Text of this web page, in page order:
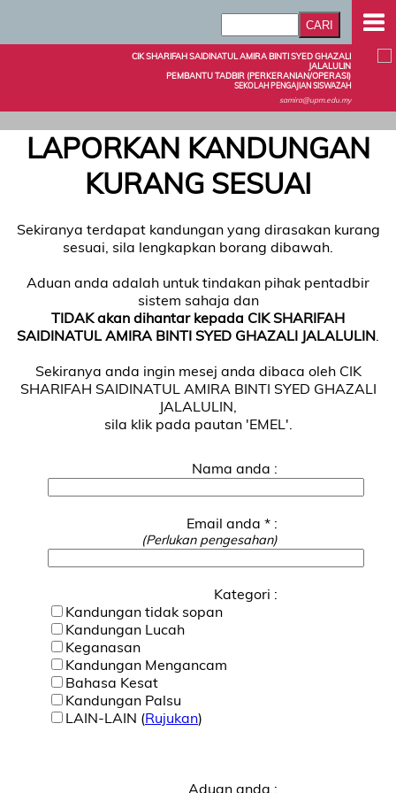
CIK SHARIFAH SAIDINATUL AMIRA BINTI SYED GHAZALI
JALALULIN
PEMBANTU TADBIR (PERKERANIAN/OPERASI)
SEKOLAH PENGAJIAN SISWAZAH
samira@upm.edu.my
LAPORKAN KANDUNGAN
KURANG SESUAI
Sekiranya terdapat kandungan yang dirasakan kurang
sesuai, sila lengkapkan borang dibawah.
Aduan anda adalah untuk tindakan pihak pentadbir
sistem sahaja dan
TIDAK akan dihantar kepada CIK SHARIFAH
SAIDINATUL AMIRA BINTI SYED GHAZALI JALALULIN
Sekiranya anda ingin mesej anda dibaca oleh CIK
SHARIFAH SAIDINATUL AMIRA BINTI SYED GHAZALI
JALALULIN,
sila klik pada pautan 'EMEL'.
Nama anda :
Email anda * :
(Perlukan pengesahan)
Kategori :
Kandungan tidak sopan
Kandungan Lucah
Keganasan
Kandungan Mengancam
Bahasa Kesat
Kandungan Palsu
LAIN-LAIN (Rujukan)
Aduan anda :